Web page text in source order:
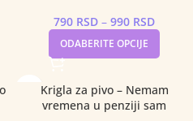
790 RSD – 990 RSD
ODABERITE OPCIJE
Krigla za pivo – Nemam
vremena u penziji sam